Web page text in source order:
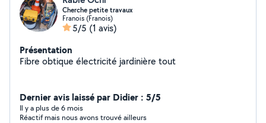
Cherche petite travaux
Franois (Franois)
5/5 (1 avis)
Présentation
Fibre obtique électricité jardinière tout
Dernier avis laissé par Didier : 5/5
Il y a plus de 6 mois
Réactif mais nous avons trouvé ailleurs